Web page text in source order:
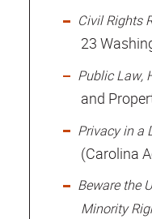
Civil Rights
23
Public Law,
and
Privacy in a
(Carolina
Beware the
Minority